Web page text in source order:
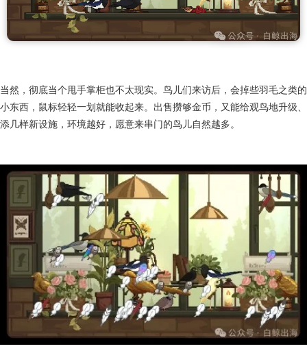
当然，彻底当个甩手掌柜也不太现实。鸟儿们来访后，会掉些羽毛之类的
小东西，鼠标轻轻一划就能收起来。出售攒够金币，又能给观鸟地升级、
添几样新设施，环境越好，愿意来串门的鸟儿自然越多。